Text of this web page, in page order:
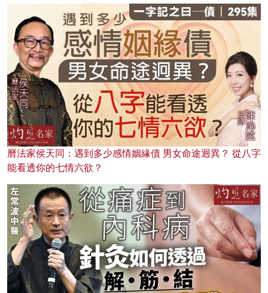
曆法家侯天同：遇到多少感情姻緣債 男女命途迥異？ 從八字
能看透你的七情六欲？